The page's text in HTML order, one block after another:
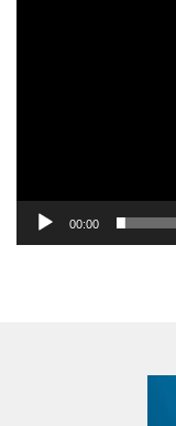
00:00